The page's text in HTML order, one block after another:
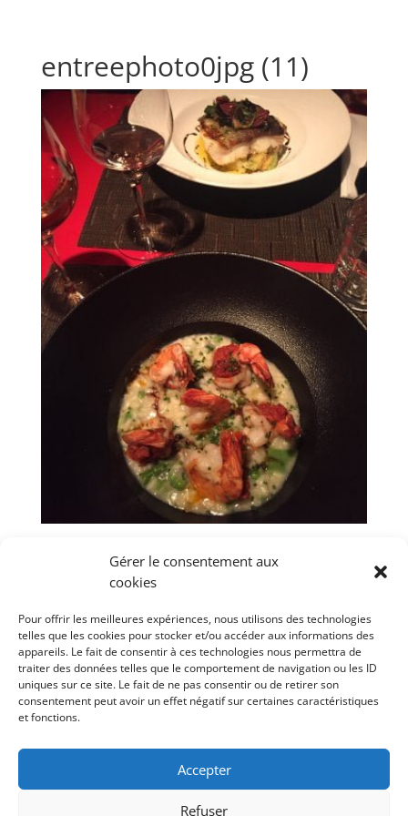
Gérer le consentement aux
cookies
Pour offrir les meilleures expériences, nous utilisons des technologies
telles que les cookies pour stocker et/ou accéder aux informations des
appareils. Le fait de consentir à ces technologies nous permettra de
traiter des données telles que le comportement de navigation ou les ID
uniques sur ce site. Le fait de ne pas consentir ou de retirer son
consentement peut avoir un effet négatif sur certaines caractéristiques
et fonctions.
Accepter
Refuser
entreephoto0jpg (11)